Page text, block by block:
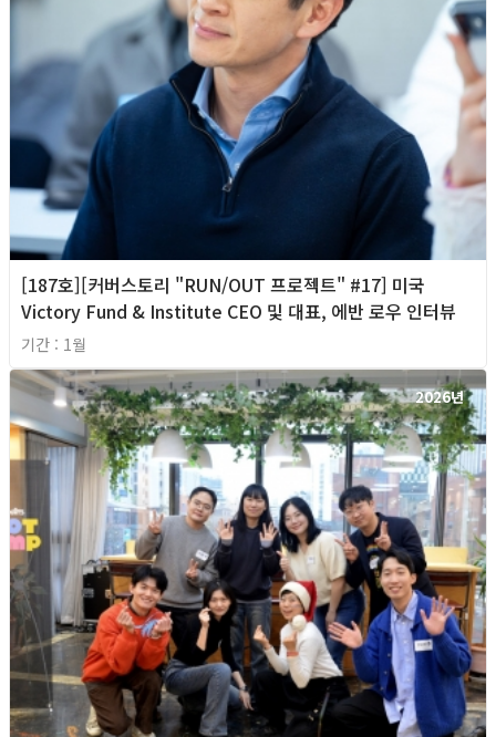
[187호][커버스토리 "RUN/OUT 프로젝트" #17] 미국
Victory Fund & Institute CEO 및 대표, 에반 로우 인터뷰
기간 : 1월
2026년